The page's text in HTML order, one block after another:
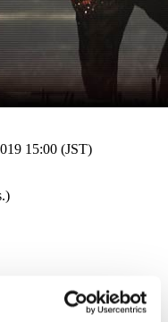
15:00 (JST)